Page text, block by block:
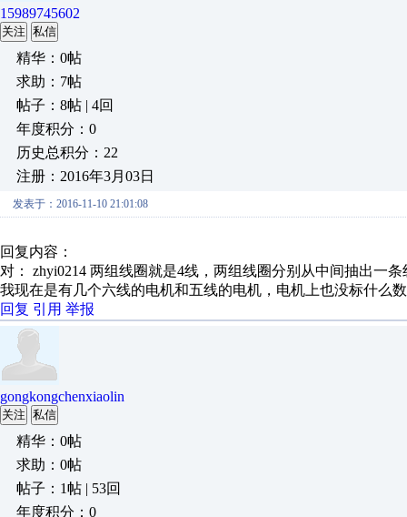
15989745602
关注 私信
精华：0帖
求助：7帖
帖子：8帖 | 4回
年度积分：0
历史总积分：22
注册：2016年3月03日
发表于：2016-11-10 21:01:08
回复内容：
对： zhyi0214 两组线圈就是4线，两组线圈分别从中间抽出一
我现在是有几个六线的电机和五线的电机，电机上也没标什么
回复 引用 举报
gongkongchenxiaolin
关注 私信
精华：0帖
求助：0帖
帖子：1帖 | 53回
年度积分：0